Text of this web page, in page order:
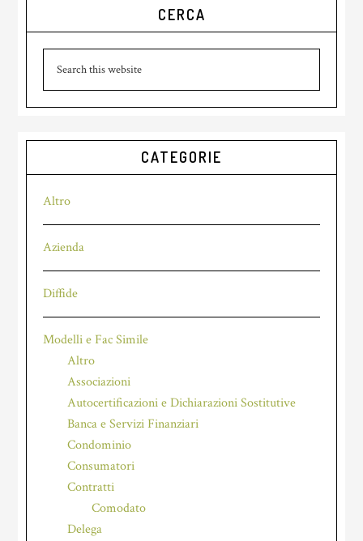
Sidebar
CERCA
this
CATEGORIE
Altro
Azienda
Diffide
Modelli e Fac Simile
Altro
Associazioni
Autocertificazioni e Dichiarazioni Sostitutive
Banca e Servizi Finanziari
Condominio
Consumatori
Contratti
Comodato
Delega